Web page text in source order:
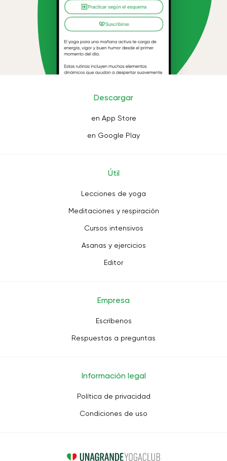
Descargar
en App Store
en Google Play
Útil
Lecciones de yoga
Meditaciones y respiración
Cursos intensivos
Asanas y ejercicios
Editor
Empresa
Escríbenos
Respuestas a preguntas
Información legal
Política de privacidad
Condiciones de uso